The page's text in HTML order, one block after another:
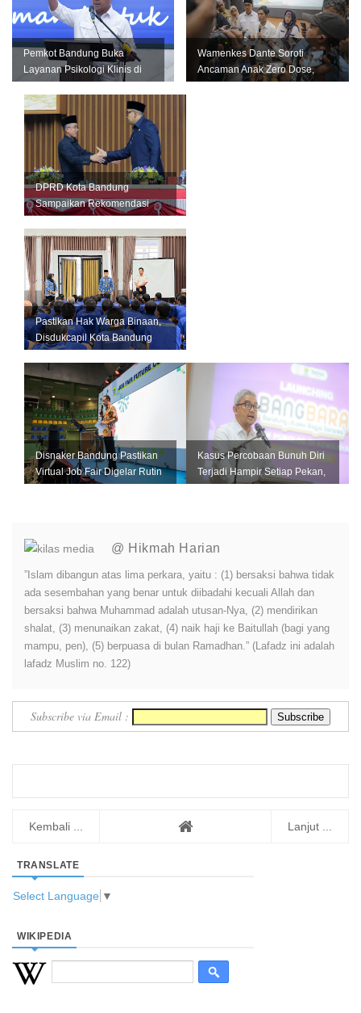
Pemkot Bandung Buka
Layanan Psikologi Klinis di
Tangani Kese...
Wamenkes Dante Soroti
Ancaman Anak Zero Dose,
DPRD Kota Bandung
Sampaikan Rekomendasi
Tingkatkan Pelay...
Pastikan Hak Warga Binaan,
Disdukcapil Kota Bandung
Bance...
Disnaker Bandung Pastikan
Virtual Job Fair Digelar Rutin
Kasus Percobaan Bunuh Diri
Terjadi Hampir Setiap Pekan,
@ Hikmah Harian
”Islam dibangun atas lima perkara, yaitu : (1) bersaksi bahwa tidak
ada sesembahan yang benar untuk diibadahi kecuali Allah dan
bersaksi bahwa Muhammad adalah utusan-Nya, (2) mendirikan
shalat, (3) menunaikan zakat, (4) naik haji ke Baitullah (bagi yang
mampu, pen), (5) berpuasa di bulan Ramadhan.” (Lafadz ini adalah
lafadz Muslim no. 122)
Subscribe via Email :
Kembali ... Lanjut ...
TRANSLATE
Select Language ▼
WIKIPEDIA